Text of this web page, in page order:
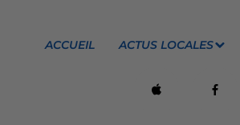
ACCUEIL ACTUS LOCALES